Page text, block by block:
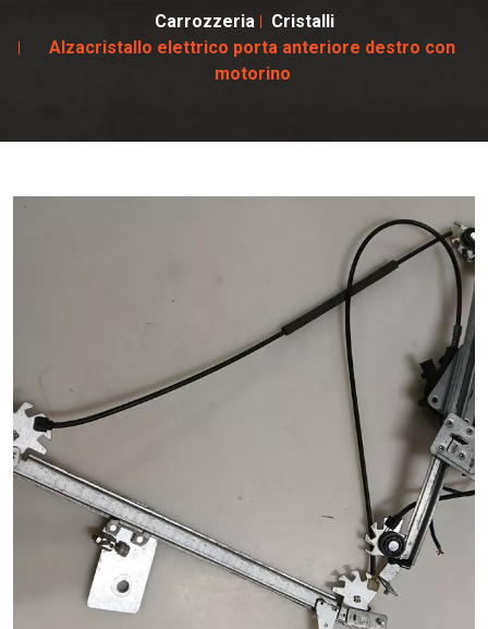
Carrozzeria
Cristalli
Alzacristallo elettrico porta anteriore destro con
motorino